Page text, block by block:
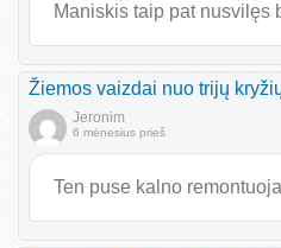
Maniskis taip pat nusvilęs
Žiemos vaizdai nuo trijų
Jeronim
6 mėnesius prieš
Ten puse kalno